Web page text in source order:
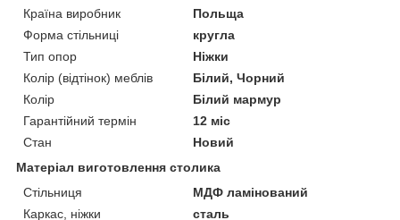
Країна виробник
Польща
Форма стільниці
кругла
Тип опор
Ніжки
Колір (відтінок) меблів
Білий, Чорний
Колір
Білий мармур
Гарантійний термін
12 міс
Стан
Новий
Матеріал виготовлення столика
Стільниця
МДФ ламінований
Каркас, ніжки
сталь